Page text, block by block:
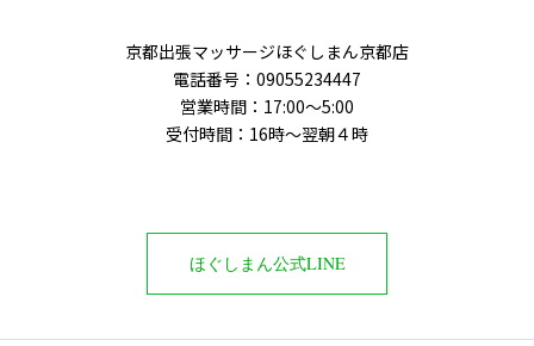
京都出張マッサージほぐしまん京都店
電話番号：‭09055234447
営業時間：17:00～5:00
受付時間：16時〜翌朝４時
ほぐしまん公式LINE